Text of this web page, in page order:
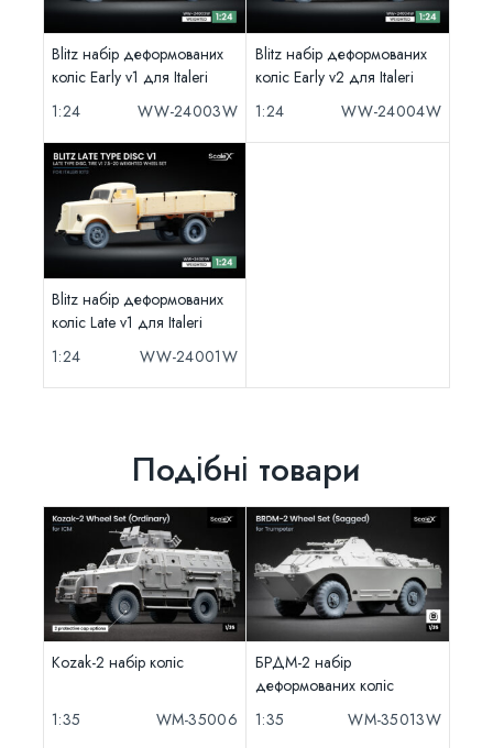
Blitz набір деформованих
коліс Early v1 для Italeri
1:24
WW-24003W
Blitz набір деформованих
коліс Early v2 для Italeri
1:24
WW-24004W
Blitz набір деформованих
коліс Late v1 для Italeri
1:24
WW-24001W
Подібні товари
Kozak-2 набір коліс
1:35 WM-35006
БРДМ-2 набір
деформованих коліс
1:35
WM-35013W